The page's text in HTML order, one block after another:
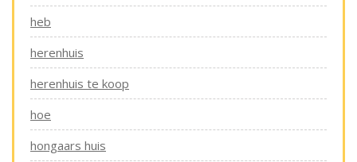
heb
herenhuis
herenhuis te koop
hoe
hongaars huis